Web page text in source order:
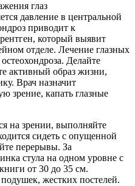
глаз
давление в центральной
приводит к
который выявит
отделе. Лечение глазных
Делайте
активный образ жизни,
Врач назначит
зрение, капать глазные
на зрении, выполняйте
сидеть с опущенной
перерывы. За
стула на одном уровне с
от 30 до 35 см.
жестких постелей.